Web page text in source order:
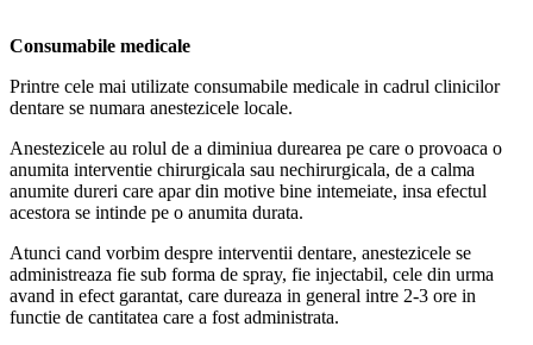
Consumabile medicale
Printre cele mai utilizate consumabile medicale in cadrul clinicilor
dentare se numara anestezicele locale.
Anestezicele au rolul de a diminiua durearea pe care o provoaca o
anumita interventie chirurgicala sau nechirurgicala, de a calma
anumite dureri care apar din motive bine intemeiate, insa efectul
acestora se intinde pe o anumita durata.
Atunci cand vorbim despre interventii dentare, anestezicele se
administreaza fie sub forma de spray, fie injectabil, cele din urma
avand in efect garantat, care dureaza in general intre 2-3 ore in
functie de cantitatea care a fost administrata.